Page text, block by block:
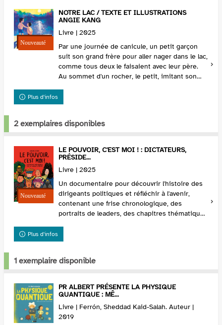
NOTRE LAC / TEXTE ET ILLUSTRATIONS
ANGIE KANG
Livre | 2025
Par une journée de canicule, un petit garçon
suit son grand frère pour aller nager dans le lac,
comme tous deux le faisaient avec leur père.
Au sommet d'un rocher, le petit, imitant son
Plus d'infos
2 exemplaires disponibles
LE POUVOIR, C'EST MOI ! : DICTATEURS,
PRÉSIDE...
Livre | 2025
Un documentaire pour découvrir l'histoire des
dirigeants politiques et réfléchir à l'avenir,
contenant une frise chronologique, des
portraits de leaders, des chapitres thématiques
Plus d'infos
1 exemplaire disponible
PR ALBERT PRÉSENTE LA PHYSIQUE
QUANTIQUE : MÊ...
Livre | Ferrón, Sheddad Kaid-Salah. Auteur |
2019